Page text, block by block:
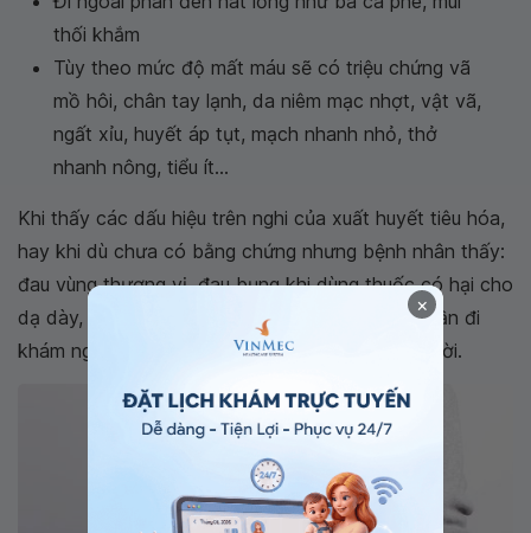
thối khắm
Tùy theo mức độ mất máu sẽ có triệu chứng vã
mồ hôi, chân tay lạnh, da niêm mạc nhợt, vật vã,
ngất xỉu, huyết áp tụt, mạch nhanh nhỏ, thở
nhanh nông, tiểu ít...
Khi thấy các dấu hiệu trên nghi của xuất huyết tiêu hóa,
hay khi dù chưa có bằng chứng nhưng bệnh nhân thấy:
đau vùng thượng vị, đau bụng khi dùng thuốc có hại cho
dạ dày, xanh xao, hoa mắt, chóng mặt... cũng cần đi
khám ngay để được chẩn đoán và điều trị kịp thời.
×